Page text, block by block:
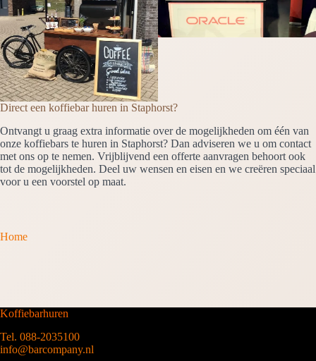
Direct een koffiebar huren in Staphorst?
Ontvangt u graag extra informatie over de mogelijkheden om één van
onze koffiebars te huren in Staphorst? Dan adviseren we u om contact
met ons op te nemen. Vrijblijvend een offerte aanvragen behoort ook
tot de mogelijkheden. Deel uw wensen en eisen en we creëren speciaal
voor u een voorstel op maat.
Home
Koffiebarhuren
Tel. 088-2035100
info@barcompany.nl